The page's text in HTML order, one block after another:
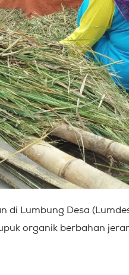
Lumbung Desa
organik berbahan